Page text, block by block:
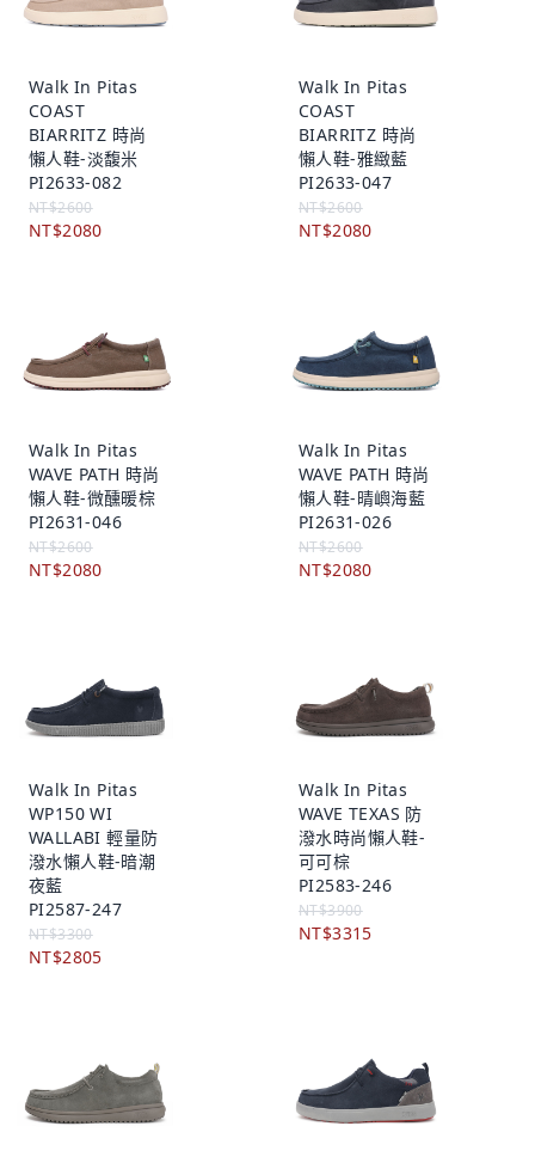
Walk In Pitas
COAST
BIARRITZ 時尚
懶人鞋-淡馥米
PI2633-082
NT$2600
NT$2080
Walk In Pitas
COAST
BIARRITZ 時尚
懶人鞋-雅緻藍
PI2633-047
NT$2600
NT$2080
Walk In Pitas
WAVE PATH 時尚
懶人鞋-微醺暖棕
PI2631-046
NT$2600
NT$2080
Walk In Pitas
WAVE PATH 時尚
懶人鞋-晴嶼海藍
PI2631-026
NT$2600
NT$2080
Walk In Pitas
WP150 WI
WALLABI 輕量防
潑水懶人鞋-暗潮
夜藍
PI2587-247
NT$3300
NT$2805
Walk In Pitas
WAVE TEXAS 防
潑水時尚懶人鞋-
可可棕
PI2583-246
NT$3900
NT$3315